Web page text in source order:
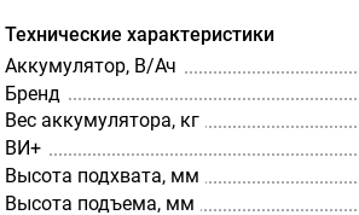
Технические характеристики
Аккумулятор, В/Ач
Бренд
Вес аккумулятора, кг
ВИ+
Высота подхвата, мм
Высота подъема, мм